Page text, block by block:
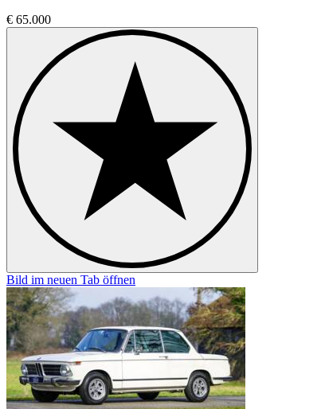
€ 65.000
Bild im neuen Tab öffnen